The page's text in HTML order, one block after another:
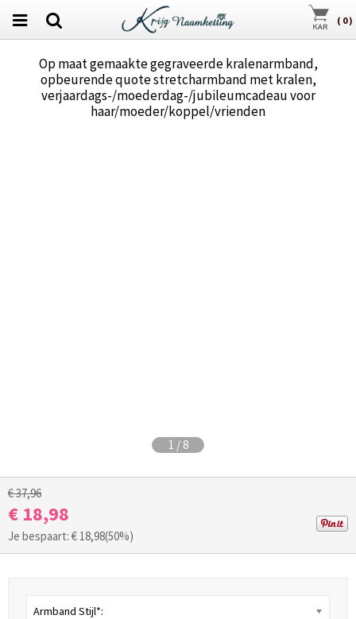
( 0)
Op maat gemaakte gegraveerde kralenarmband,
opbeurende quote stretcharmband met kralen,
verjaardags-/moederdag-/jubileumcadeau voor
haar/moeder/koppel/vrienden
1 / 8
€ 37,96
€ 18,98
Je bespaart: € 18,98(50%)
Armband Stijl*: